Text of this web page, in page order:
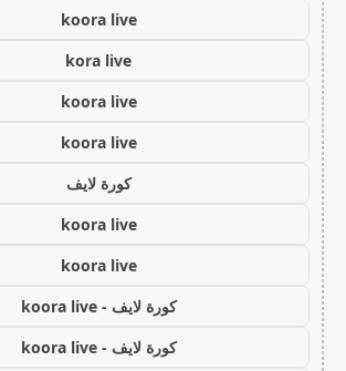
koora live
kora live
koora live
koora live
كورة لايف
koora live
koora live
كورة لايف - koora live
كورة لايف - koora live